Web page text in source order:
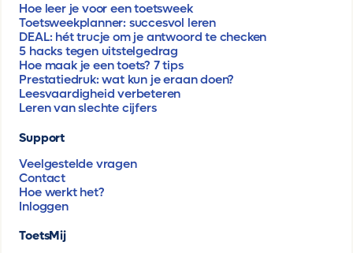
Hoe leer je voor een toetsweek
Toetsweekplanner: succesvol leren
DEAL: hét trucje om je antwoord te checken
5 hacks tegen uitstelgedrag
Hoe maak je een toets? 7 tips
Prestatiedruk: wat kun je eraan doen?
Leesvaardigheid verbeteren
Leren van slechte cijfers
Support
Veelgestelde vragen
Contact
Hoe werkt het?
Inloggen
ToetsMij